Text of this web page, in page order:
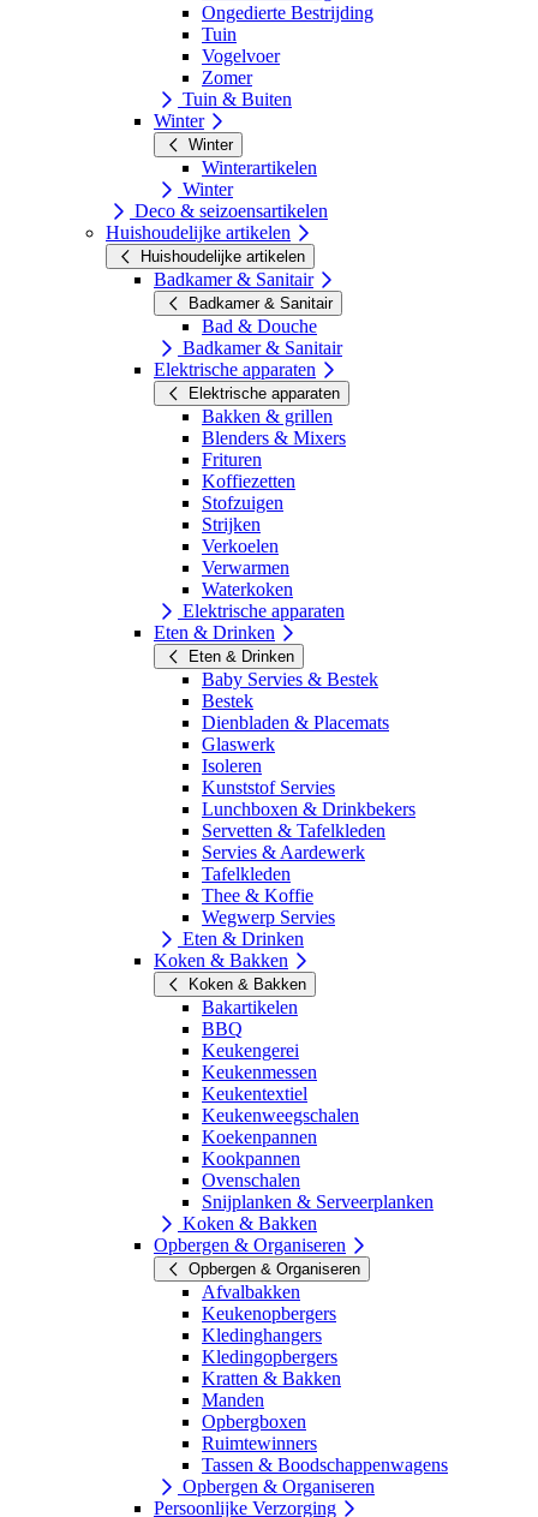
Ongedierte Bestrijding
Tuin
Vogelvoer
Zomer
Tuin & Buiten
Winter
Winter
Winterartikelen
Winter
Deco & seizoensartikelen
Huishoudelijke artikelen
Huishoudelijke artikelen
Badkamer & Sanitair
Badkamer & Sanitair
Bad & Douche
Badkamer & Sanitair
Elektrische apparaten
Elektrische apparaten
Bakken & grillen
Blenders & Mixers
Frituren
Koffiezetten
Stofzuigen
Strijken
Verkoelen
Verwarmen
Waterkoken
Elektrische apparaten
Eten & Drinken
Eten & Drinken
Baby Servies & Bestek
Bestek
Dienbladen & Placemats
Glaswerk
Isoleren
Kunststof Servies
Lunchboxen & Drinkbekers
Servetten & Tafelkleden
Servies & Aardewerk
Tafelkleden
Thee & Koffie
Wegwerp Servies
Eten & Drinken
Koken & Bakken
Koken & Bakken
Bakartikelen
BBQ
Keukengerei
Keukenmessen
Keukentextiel
Keukenweegschalen
Koekenpannen
Kookpannen
Ovenschalen
Snijplanken & Serveerplanken
Koken & Bakken
Opbergen & Organiseren
Opbergen & Organiseren
Afvalbakken
Keukenopbergers
Kledinghangers
Kledingopbergers
Kratten & Bakken
Manden
Opbergboxen
Ruimtewinners
Tassen & Boodschappenwagens
Opbergen & Organiseren
Persoonlijke Verzorging